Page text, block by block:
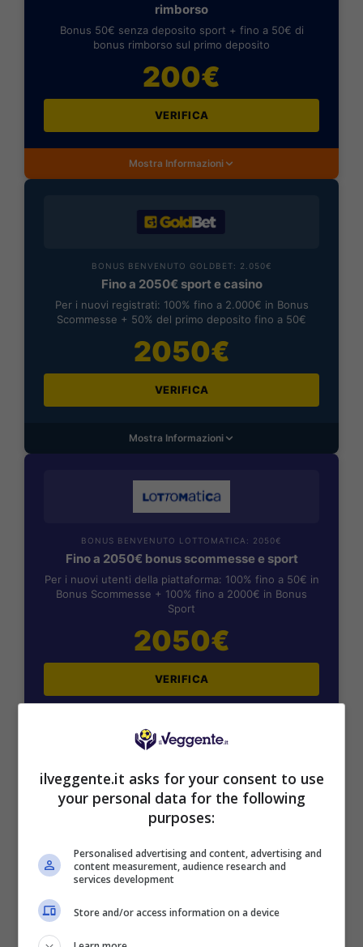
rimborso
Bonus 50€ senza deposito sport + fino a 50€ di
bonus rimborso sul primo deposito
200€
VERIFICA
Mostra Informazioni
BONUS BENVENUTO GOLDBET: 2.050€
Fino a 2050€ sport e casino
Per i nuovi registrati: 100% fino a 2.000€ in Bonus
Scommesse + 50% del primo deposito fino a 50€
2050€
VERIFICA
Mostra Informazioni
BONUS BENVENUTO LOTTOMATICA: 2050€
Fino a 2050€ bonus scommesse e sport
Per i nuovi utenti della piattaforma: 100% fino a 50€ in
Bonus Scommesse + 100% fino a 2000€ in Bonus
Sport
2050€
VERIFICA
Mostra Informazioni
SNAI
50% sul deposito fino a 50€
1000€
ilveggente.it asks for your consent to use
your personal data for the following
purposes:
Personalised advertising and content, advertising and
content measurement, audience research and
services development
Store and/or access information on a device